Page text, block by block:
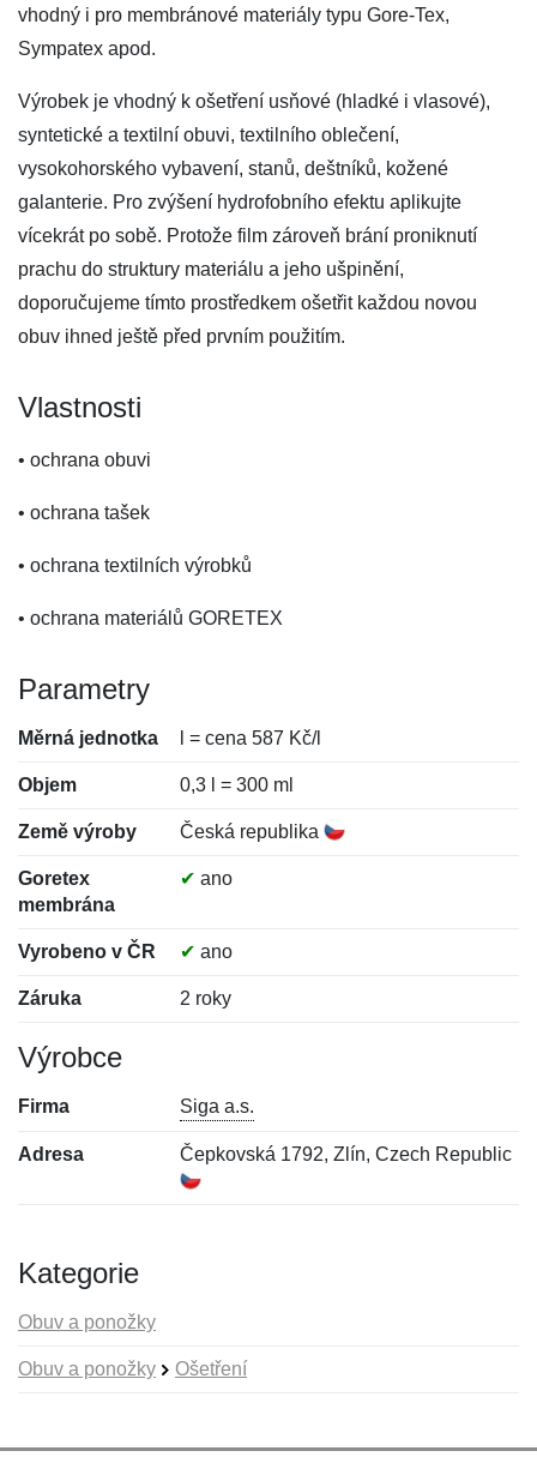
vhodný i pro membránové materiály typu Gore-Tex,
Sympatex apod.
Výrobek je vhodný k ošetření usňové (hladké i vlasové),
syntetické a textilní obuvi, textilního oblečení,
vysokohorského vybavení, stanů, deštníků, kožené
galanterie. Pro zvýšení hydrofobního efektu aplikujte
vícekrát po sobě. Protože film zároveň brání proniknutí
prachu do struktury materiálu a jeho ušpinění,
doporučujeme tímto prostředkem ošetřit každou novou
obuv ihned ještě před prvním použitím.
Vlastnosti
• ochrana obuvi
• ochrana tašek
• ochrana textilních výrobků
• ochrana materiálů GORETEX
Parametry
Měrná jednotka l = cena 587 Kč/l
Objem 0,3 l = 300 ml
Země výroby Česká republika
Goretex
membrána
✔ ano
Vyrobeno v ČR ✔ ano
Záruka 2 roky
Výrobce
Firma Siga a.s.
Adresa Čepkovská 1792, Zlín, Czech Republic
Kategorie
Obuv a ponožky
Obuv a ponožky Ošetření